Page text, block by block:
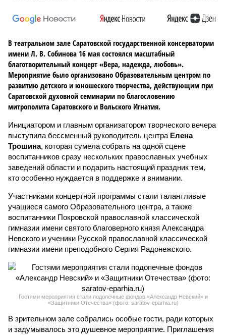
В театральном зале Саратовской государственной консерватории
имени Л. В. Собинова 16 мая состоялся масштабный
благотворительный концерт «Вера, надежда, любовь».
Мероприятие было организовано Образовательным центром по
развитию детского и юношеского творчества, действующим при
Саратовской духовной семинарии по благословению
митрополита Саратовского и Вольского Игнатия.
Инициатором и главным организатором творческого вечера
выступила бессменный руководитель центра Елена
Трошина, которая сумела собрать на одной сцене
воспитанников сразу нескольких православных учебных
заведений области и подарить настоящий праздник тем,
кто особенно нуждается в поддержке и внимании.
Участниками концертной программы стали талантливые
учащиеся самого Образовательного центра, а также
воспитанники Покровской православной классической
гимназии имени святого благоверного князя Александра
Невского и ученики Русской православной классической
гимназии имени преподобного Сергия Радонежского.
Гостями мероприятия стали подопечные фондов «Александр Невский» и
«Защитники Отечества» (фото: saratov-eparhia.ru)
В зрительном зале собрались особые гости, ради которых
и задумывалось это душевное мероприятие. Приглашения